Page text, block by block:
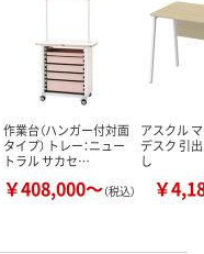
カゴへ カ
作業台（ハンガー付対面
タイプ） トレー：ニュー
トラル サカセ…
￥408,000～（税込）
アスクル
デスク 引
し
￥